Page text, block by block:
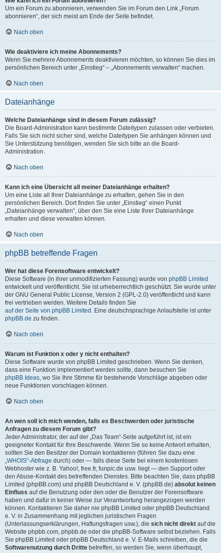
Um ein Forum zu abonnieren, verwenden Sie im Forum den Link „Forum
abonnieren“, der sich meist am Ende der Seite befindet.
Nach oben
Wie deaktiviere ich meine Abonnements?
Wenn Sie mehrere Abonnements deaktivieren möchten, so können Sie dies im
persönlichen Bereich unter „Einstieg“ – „Abonnements verwalten“ machen.
Nach oben
Dateianhänge
Welche Dateianhänge sind in diesem Forum zulässig?
Die Board-Administration kann bestimmte Dateitypen zulassen oder verbieten.
Falls Sie sich nicht sicher sind, welche Dateitypen Sie anhängen können und
Sie Unterstützung benötigen, wenden Sie sich bitte an die Board-
Administration.
Nach oben
Kann ich eine Übersicht all meiner Dateianhänge erhalten?
Um eine Liste all Ihrer Dateianhänge zu erhalten, gehen Sie in den
persönlichen Bereich. Dort finden Sie unter „Einstieg“ einen Punkt
„Dateianhänge verwalten“, über den Sie eine Liste Ihrer Dateianhänge
erhalten und diese verwalten können.
Nach oben
phpBB betreffende Fragen
Wer hat diese Forensoftware entwickelt?
Diese Software (in ihrer unmodifizierten Fassung) wurde von phpBB Limited
entwickelt und veröffentlicht. Sie ist urheberrechtlich geschützt. Sie wurde unter
der GNU General Public License, Version 2 (GPL-2.0) veröffentlicht und kann
frei vertrieben werden. Weitere Details finden Sie
auf der Seite von phpBB Limited . Eine deutschsprachige Anlaufstelle ist unter
phpBB.de zu finden.
Nach oben
Warum ist Funktion x oder y nicht enthalten?
Diese Software wurde von phpBB Limited geschrieben. Wenn Sie denken,
dass eine Funktion implementiert werden sollte, dann besuchen Sie
phpBB Ideas, wo Sie Ihre Stimme für bestehende Vorschläge abgeben oder
neue Funktionen vorschlagen können.
Nach oben
An wen soll ich mich wenden, falls es Beschwerden oder juristische
Anfragen zu diesem Forum gibt?
Jeder Administrator, der auf der „Das Team“-Seite aufgeführt ist, ist ein
geeigneter Kontakt für Ihre Beschwerde. Wenn Sie so keine Antwort erhalten,
sollten Sie den Besitzer der Domain kontaktieren (führen Sie dazu eine
„WHOIS“-Abfrage durch) oder — falls diese Seite bei einem kostenlosen
Webhoster wie z. B. Yahoo!, free.fr, funpic.de usw. liegt — den Support oder
den Abuse-Kontakt des betreffenden Dienstes. Bitte beachten Sie, dass phpBB
Limited (phpBB.com) und phpBB Deutschland e. V. (phpBB.de) absolut keinen
Einfluss auf die Benutzung oder den oder die Benutzer der Forensoftware
haben und dafür in keiner Weise zur Verantwortung herangezogen werden
können. Kontaktieren Sie daher nie phpBB Limited oder phpBB Deutschland
e. V. in Zusammenhang mit jeglichen juristischen Fragen
(Unterlassungserklärungen, Haftungsfragen usw.), die sich nicht direkt auf die
Website phpbb.com, phpbb.de oder die phpBB-Software selbst beziehen. Falls
Sie phpBB Limited oder phpBB Deutschland e. V. E-Mails schreiben, die die
Softwarenutzung durch Dritte betreffen, so werden Sie, wenn überhaupt,